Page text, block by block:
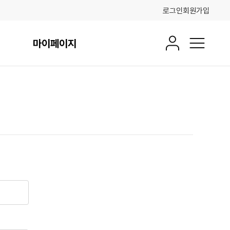
로그인회원가입
마이페이지 회원정보전체메뉴